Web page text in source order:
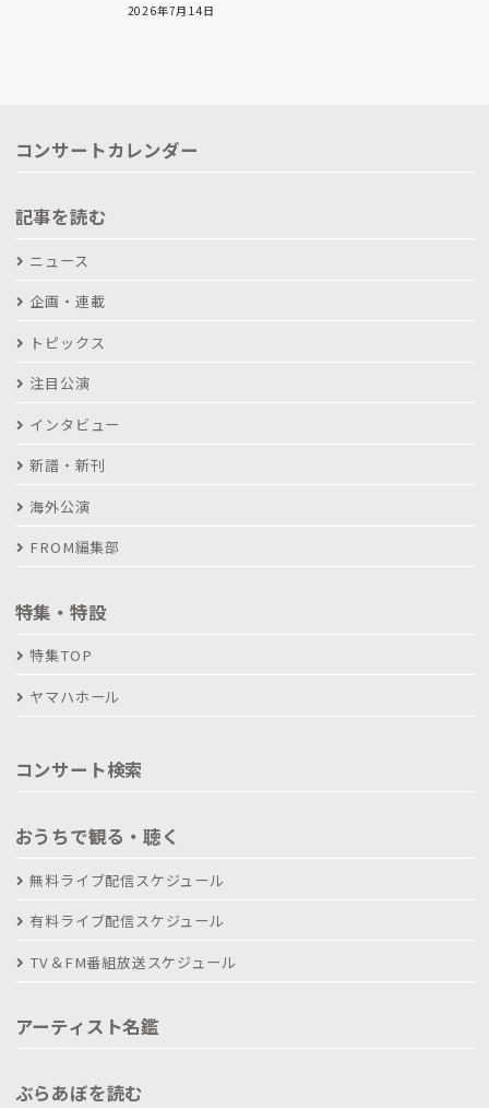
2026年7月14日
コンサートカレンダー
記事を読む
ニュース
企画・連載
トピックス
注目公演
インタビュー
新譜・新刊
海外公演
FROM編集部
特集・特設
特集TOP
ヤマハホール
コンサート検索
おうちで観る・聴く
無料ライブ配信スケジュール
有料ライブ配信スケジュール
TV＆FM番組放送スケジュール
アーティスト名鑑
ぶらあぼを読む